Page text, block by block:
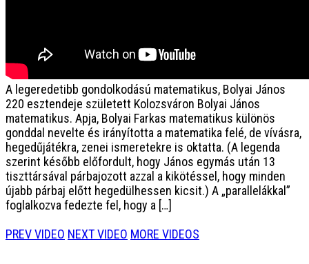
A legeredetibb gondolkodású matematikus, Bolyai János
220 esztendeje született Kolozsváron Bolyai János
matematikus. Apja, Bolyai Farkas matematikus különös
gonddal nevelte és irányította a matematika felé, de vívásra,
hegedűjátékra, zenei ismeretekre is oktatta. (A legenda
szerint később előfordult, hogy János egymás után 13
tiszttársával párbajozott azzal a kikötéssel, hogy minden
újabb párbaj előtt hegedülhessen kicsit.) A „parallelákkal”
foglalkozva fedezte fel, hogy a […]
PREV VIDEO NEXT VIDEO MORE VIDEOS